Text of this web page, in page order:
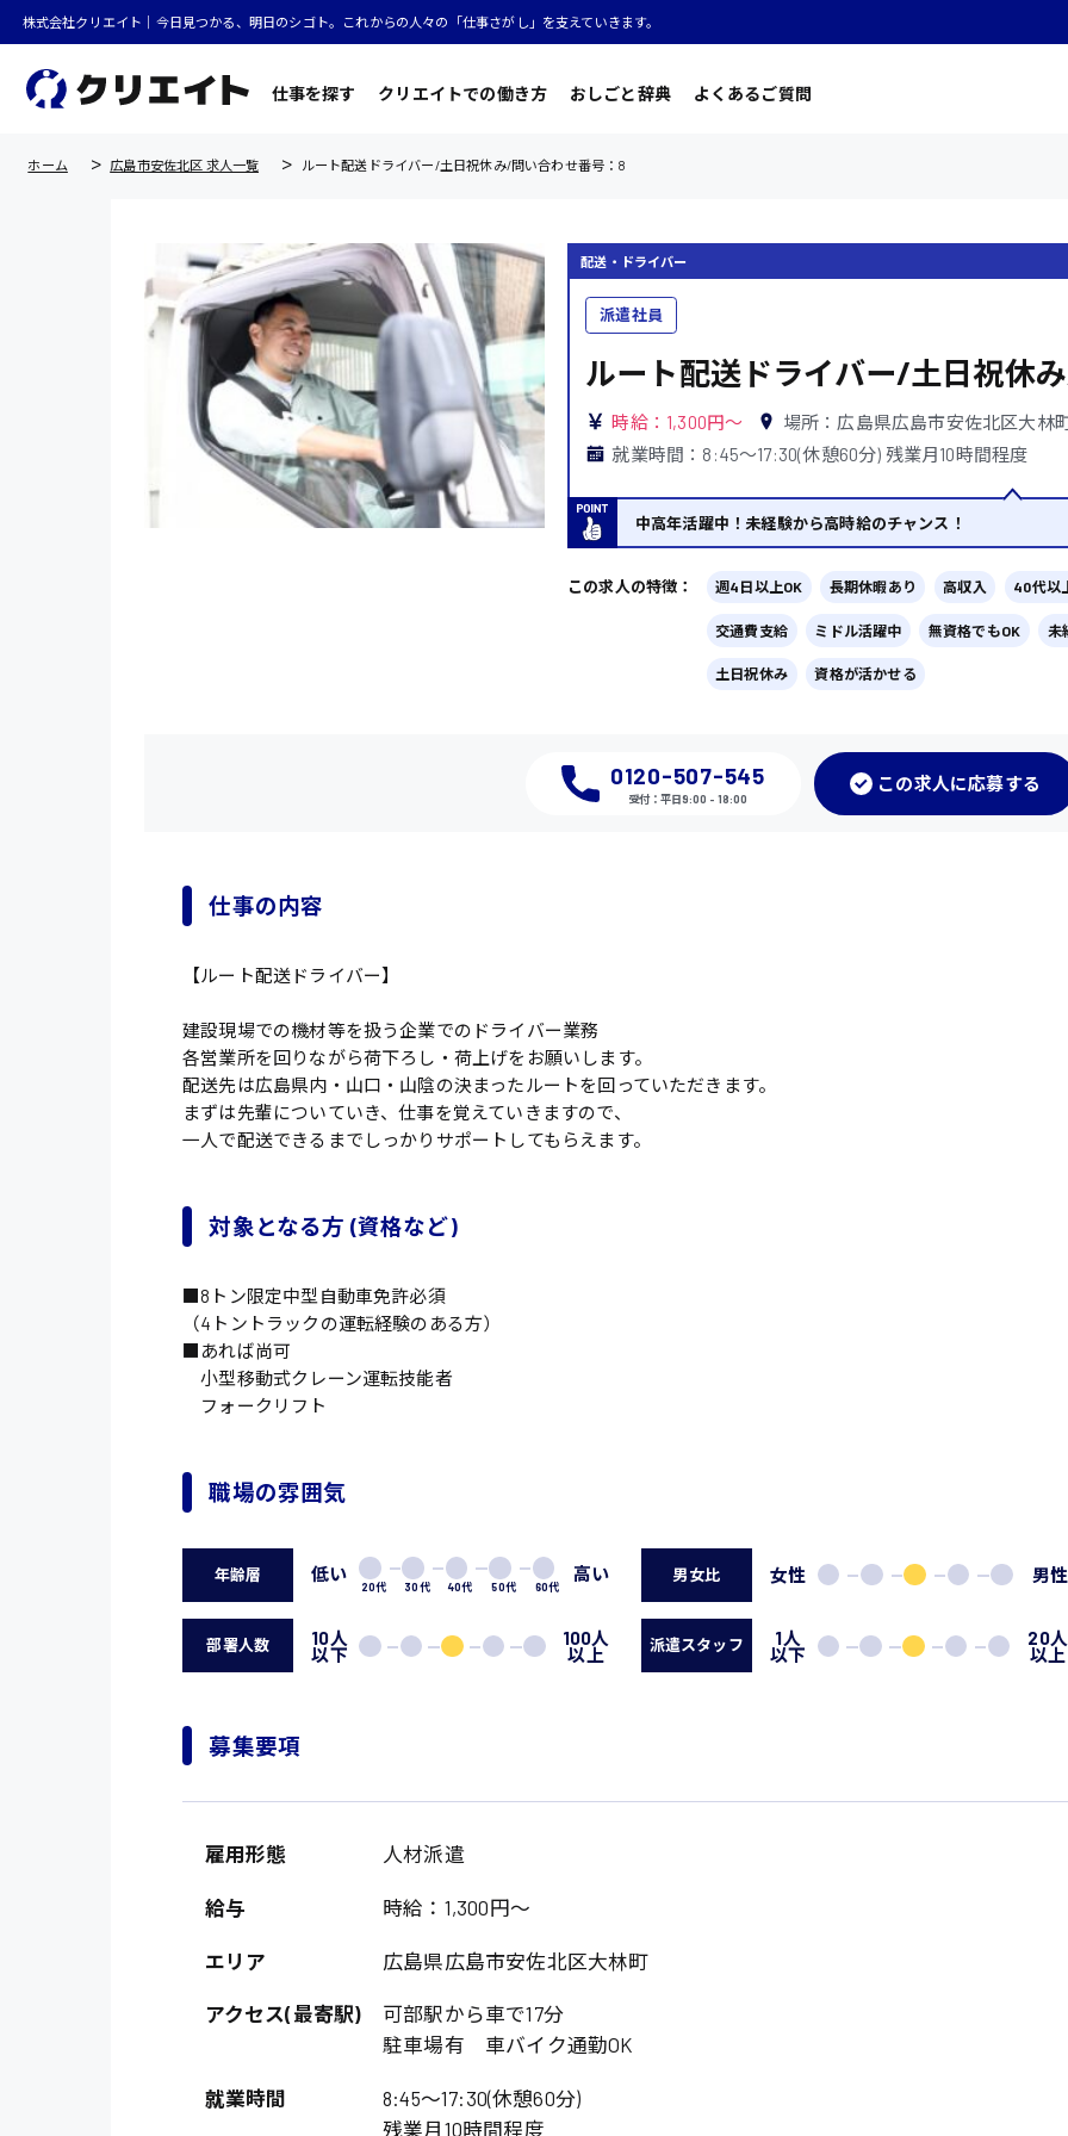
株式会社クリエイト｜今日見つかる、明日のシゴト。これからの人々の「仕事さがし」を支えていきます。
仕事を探す クリエイトでの働き方 おしごと辞典 よくあるご質問
ホーム 広島市安佐北区 求人一覧 ルート配送ドライバー/土日祝休み/問い合わせ番号：8
配送・ドライバー
派遣社員
ルート配送ドライバー/土日祝休
時給：1,300円～
場所：広島県広島市安佐北区大林
就業時間：8:45〜17:30(休憩60分) 残業月10時間程度
中高年活躍中！未経験から高時給のチャンス！
この求人の特徴： 週4日以上OK 長期休暇あり 高収入 40代以
交通費支給 ミドル活躍中 無資格でもOK 未
土日祝休み 資格が活かせる
0120-507-545
受付：平日9:00 - 18:00
この求人に応募する
仕事の内容
【ルート配送ドライバー】
建設現場での機材等を扱う企業でのドライバー業務
各営業所を回りながら荷下ろし・荷上げをお願いします。
配送先は広島県内・山口・山陰の決まったルートを回っていただきます。
まずは先輩についていき、仕事を覚えていきますので、
一人で配送できるまでしっかりサポートしてもらえます。
対象となる方 (資格など)
■8トン限定中型自動車免許必須
（4トントラックの運転経験のある方）
■あれば尚可
小型移動式クレーン運転技能者
フォークリフト
職場の雰囲気
年齢層 低い
20代 30代 40代 50代 60代
高い 男女比 女性 男性
部署人数 10人
以下
100人
以上 派遣スタッフ 1人
以下
20人
以上
募集要項
雇用形態 人材派遣
給与 時給：1,300円～
エリア 広島県広島市安佐北区大林町
アクセス(最寄駅)
可部駅から車で17分
駐車場有 車バイク通勤OK
就業時間
8:45〜17:30(休憩60分)
残業月10時間程度